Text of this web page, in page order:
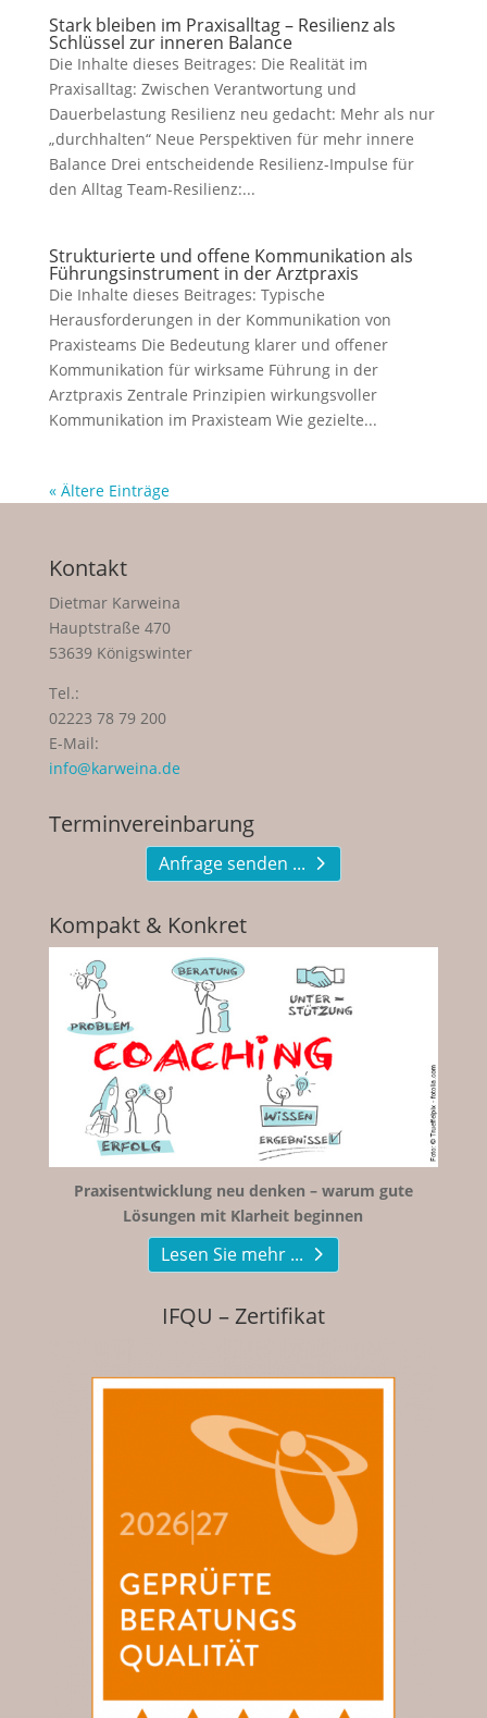
Stark bleiben im Praxisalltag – Resilienz als
Schlüssel zur inneren Balance
Die Inhalte dieses Beitrages: Die Realität im
Praxisalltag: Zwischen Verantwortung und
Dauerbelastung Resilienz neu gedacht: Mehr als nur
„durchhalten“ Neue Perspektiven für mehr innere
Balance Drei entscheidende Resilienz-Impulse für
den Alltag Team-Resilienz:...
Strukturierte und offene Kommunikation als
Führungsinstrument in der Arztpraxis
Die Inhalte dieses Beitrages: Typische
Herausforderungen in der Kommunikation von
Praxisteams Die Bedeutung klarer und offener
Kommunikation für wirksame Führung in der
Arztpraxis Zentrale Prinzipien wirkungsvoller
Kommunikation im Praxisteam Wie gezielte...
« Ältere Einträge
Kontakt
Dietmar Karweina
Hauptstraße 470
53639 Königswinter
Tel.:
02223 78 79 200
E-Mail:
info@karweina.de
Terminvereinbarung
Anfrage senden ...
Kompakt & Konkret
Praxisentwicklung neu denken – warum gute
Lösungen mit Klarheit beginnen
Lesen Sie mehr ...
IFQU – Zertifikat